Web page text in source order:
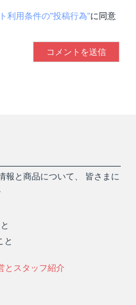
利用条件の"投稿行為"に同意
報と商品について、 皆さまに
と
とスタッフ紹介